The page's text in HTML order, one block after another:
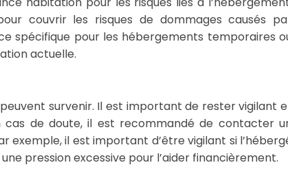
couvrir les risques de dommages causés
spécifique pour les hébergements temporaires
actuelle.
survenir. Il est important de rester vigilant
cas de doute, il est recommandé de contacter
exemple, il est important d’être vigilant si
pression excessive pour l’aider financièrement.